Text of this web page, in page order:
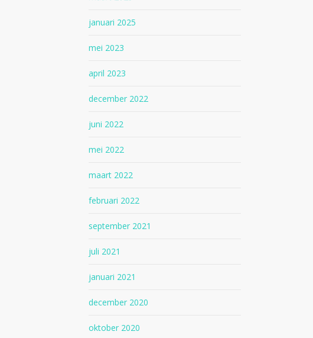
januari 2025
mei 2023
april 2023
december 2022
juni 2022
mei 2022
maart 2022
februari 2022
september 2021
juli 2021
januari 2021
december 2020
oktober 2020